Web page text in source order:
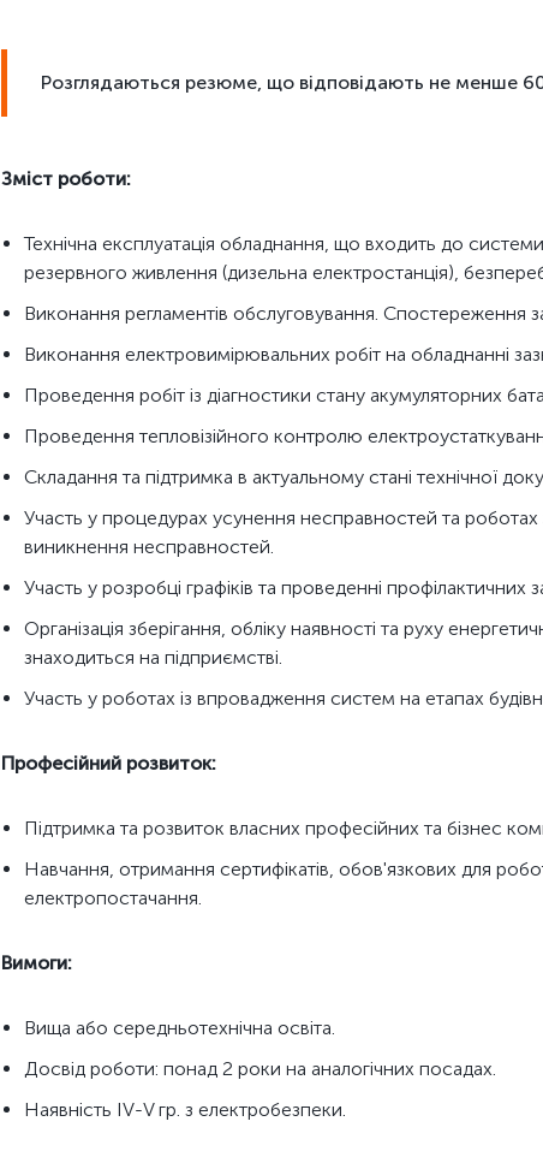
Розглядаються резюме, що відповідають не менше
Зміст роботи:
Технічна експлуатація обладнання, що входить до
резервного живлення (дизельна електростанція),
Виконання регламентів обслуговування. Спостереження
Виконання електровимірювальних робіт на обладнанні
Проведення робіт із діагностики стану акумуляторних
Проведення тепловізійного контролю
Складання та підтримка в актуальному стані технічної
Участь у процедурах усунення несправностей та
виникнення несправностей.
Участь у розробці графіків та проведенні профілактичних
Організація зберігання, обліку наявності та руху
знаходиться на підприємстві.
Участь у роботах із впровадження систем на етапах
Професійний розвиток:
Підтримка та розвиток власних професійних та бізнес
Навчання, отримання сертифікатів, обов'язкових для
електропостачання.
Вимоги:
Вища або середньотехнічна освіта.
Досвід роботи: понад 2 роки на аналогічних посадах.
Наявність IV-V гр. з електробезпеки.